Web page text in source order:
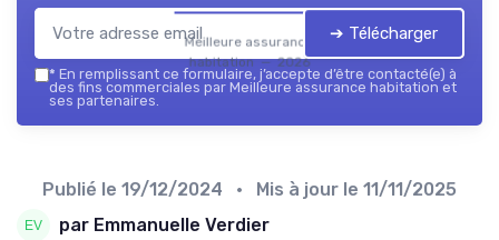
Meilleure assurance
habitation — 2026
➔ Télécharger
* En remplissant ce formulaire, j’accepte d’être contacté(e) à
des fins commerciales par Meilleure assurance habitation et
ses partenaires.
Publié le 19/12/2024 • Mis à jour le 11/11/2025
par Emmanuelle Verdier